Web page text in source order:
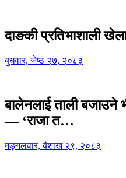
दाङकी प्रतिभाशाली
बुधवार, जेष्ठ २७, २०८३
बालेनलाई ताली
— ‘राजा त…
मङ्गलवार, बैशाख २९, २०८३